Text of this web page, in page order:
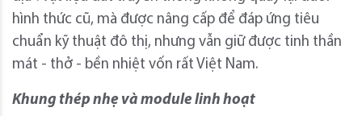
hình thức cũ, mà được nâng cấp để đáp ứng tiêu
chuẩn kỹ thuật đô thị, nhưng vẫn giữ được tinh thần
mát - thở - bền nhiệt vốn rất Việt Nam.
Khung thép nhẹ và module linh hoạt